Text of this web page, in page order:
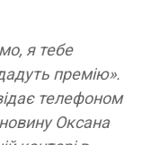
я тебе
премію».
телефоном
Оксана